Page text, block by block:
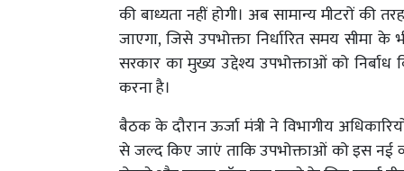
की बाध्यता नहीं होगी। अब सामान्य मीटरों की
जाएगा, जिसे उपभोक्ता निर्धारित समय सीमा
सरकार का मुख्य उद्देश्य उपभोक्ताओं को
करना है।
बैठक के दौरान ऊर्जा मंत्री ने विभागीय
से जल्द किए जाएं ताकि उपभोक्ताओं को इस नई